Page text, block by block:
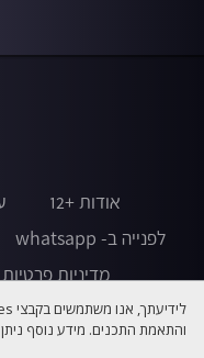
אודות +12
לפנייה ב- whatsapp
מדיניות
והתאמת התכנים. מידע נוסף